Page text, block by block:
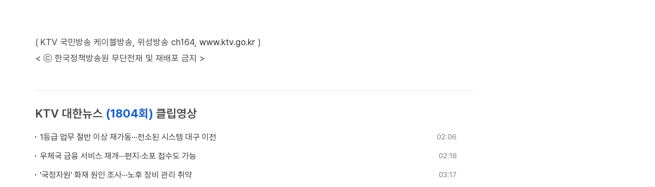
( KTV 국민방송 케이블방송, 위성방송 ch164, www.ktv.go.kr )
< ⓒ 한국정책방송원 무단전재 및 재배포 금지 >
KTV 대한뉴스 (1804회) 클립영상
1등급 업무 절반 이상 재가동···전소된 시스템 대구 이전 02:06
우체국 금융 서비스 재개···편지·소포 접수도 가능 02:18
'국정자원' 화재 원인 조사···노후 장비 관리 취약 03:17